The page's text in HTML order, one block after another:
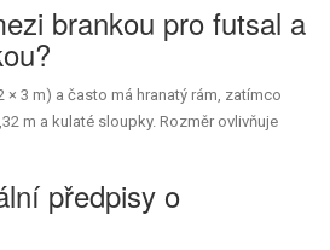
brankou pro futsal a
× 3 m) a často má hranatý rám, zatímco
m a kulaté sloupky. Rozměr ovlivňuje
předpisy o